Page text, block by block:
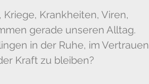
Kriege, Krankheiten, Viren,
gerade unseren Alltag.
in der Ruhe, im Vertrauen
Kraft zu bleiben?